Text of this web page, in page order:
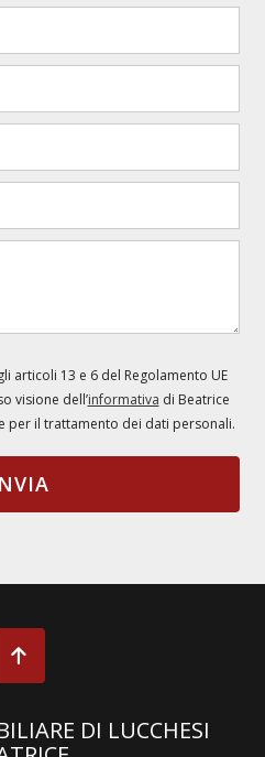
articoli 13 e 6 del Regolamento UE
visione dell’informativa di Beatrice
per il trattamento dei dati personali.
DI LUCCHESI